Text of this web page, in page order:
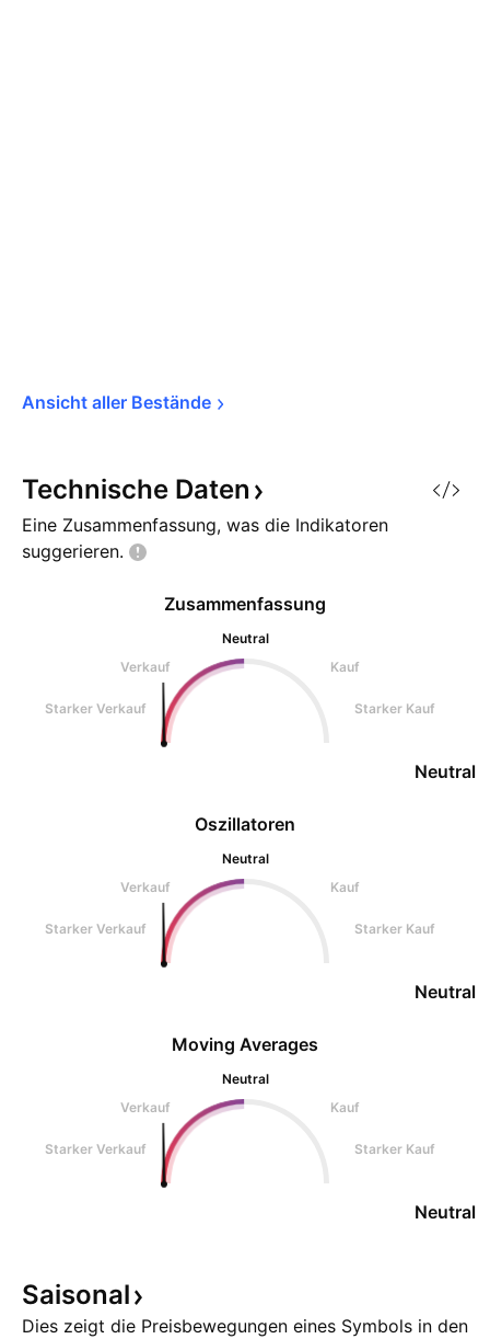
Ansicht aller Bestände
Technische Daten
Eine Zusammenfassung, was die Indikatoren
suggerieren.
Oszillatoren
Neutral
Verkauf
Kauf
Starker Verkauf Starker Kauf
Neutral
Zusammenfassung
Neutral
Verkauf
Kauf
Starker Verkauf Starker Kauf
Neutral
Moving Averages
Neutral
Verkauf
Kauf
Starker Verkauf Starker Kauf
Neutral
Saisonal
Dies zeigt die Preisbewegungen eines Symbols in den